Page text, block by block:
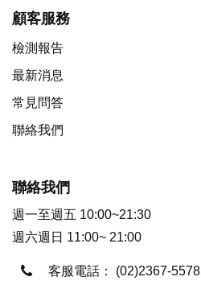
顧客服務
檢測報告
最新消息
常見問答
聯絡我們
聯絡我們
週一至週五 10:00~21:30
週六週日 11:00~ 21:00
客服電話： (02)2367-5578